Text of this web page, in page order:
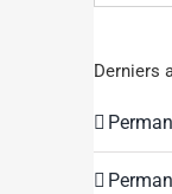
Derniers